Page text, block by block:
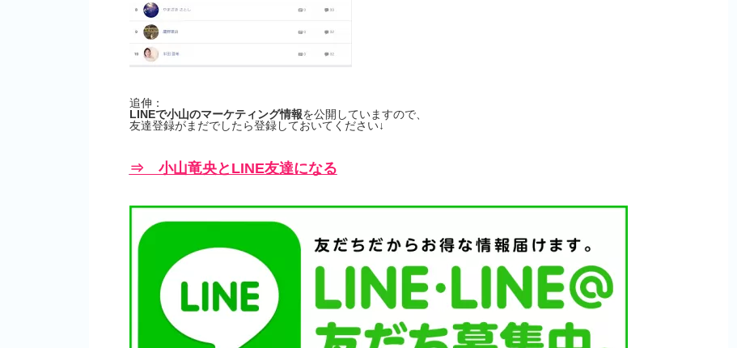
追伸：
LINEで小山のマーケティング情報を公開していますので、
友達登録がまだでしたら登録しておいてください↓
⇒ 小山竜央とLINE友達になる